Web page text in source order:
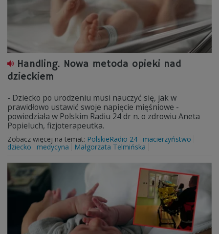
Handling. Nowa metoda opieki nad
dzieckiem
- Dziecko po urodzeniu musi nauczyć się, jak w
prawidłowo ustawić swoje napięcie mięśniowe -
powiedziała w Polskim Radiu 24 dr n. o zdrowiu Aneta
Popieluch, fizjoterapeutka.
Zobacz więcej na temat: PolskieRadio 24
macierzyństwo
dziecko
medycyna Małgorzata Telmińska